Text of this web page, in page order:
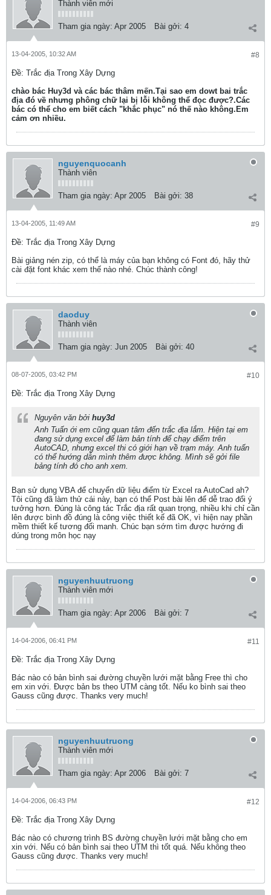
Thành viên mới
Tham gia ngày: Apr 2005 Bài gởi: 4
#8
13-04-2005, 10:32 AM
Ðề: Trắc địa Trong Xây Dựng
chào bác Huy3d và các bác thâm mến.Tại sao em dowt bai trắc
địa đó về nhưng phông chữ lại bị lỗi không thể đọc được?.Các
bác có thể cho em biết cách "khắc phục" nó thế nào không.Em
cảm ơn nhiều.
nguyenquocanh
Thành viên
Tham gia ngày: Apr 2005 Bài gởi: 38
#9
13-04-2005, 11:49 AM
Ðề: Trắc địa Trong Xây Dựng
Bài giảng nén zip, có thể là máy của bạn không có Font đó, hãy thử
cài đặt font khác xem thế nào nhé. Chúc thành công!
daoduy
Thành viên
Tham gia ngày: Jun 2005 Bài gởi: 40
#10
08-07-2005, 03:42 PM
Ðề: Trắc địa Trong Xây Dựng
Nguyên văn bởi huy3d
Anh Tuấn ới em cũng quan tâm đến trắc địa lắm. Hiện tại em
đang sử dụng excel để làm bản tính để chạy điểm trên
AutoCAD, nhưng excel thi có giới hạn về trạm máy. Anh tuấn
có thể hướng dẫn mình thêm được không. Mình sẽ gởi file
bảng tính đó cho anh xem.
Bạn sử dụng VBA để chuyển dữ liệu điểm từ Excel ra AutoCad ah?
Tôi cũng đã làm thử cái này, bạn có thể Post bài lên để dễ trao đổi ý
tưởng hơn. Đúng là công tác Trắc địa rất quan trọng, nhiều khi chỉ cần
lên được bình đồ đúng là công việc thiết kế đã OK, vì hiện nay phần
mềm thiết kế tương đối manh. Chúc bạn sớm tìm được hướng đi
dúng trong môn học nạy
nguyenhuutruong
Thành viên mới
Tham gia ngày: Apr 2006 Bài gởi: 7
#11
14-04-2006, 06:41 PM
Ðề: Trắc địa Trong Xây Dựng
Bác nào có bản bình sai đường chuyền lưới mặt bằng Free thì cho
em xin với. Được bản bs theo UTM càng tốt. Nếu ko bình sai theo
Gauss cũng được. Thanks very much!
nguyenhuutruong
Thành viên mới
Tham gia ngày: Apr 2006 Bài gởi: 7
#12
14-04-2006, 06:43 PM
Ðề: Trắc địa Trong Xây Dựng
Bác nào có chương trình BS đường chuyền lưới mặt bằng cho em
xin với. Nếu có bản bình sai theo UTM thì tốt quá. Nếu không theo
Gauss cũng được. Thanks very much!